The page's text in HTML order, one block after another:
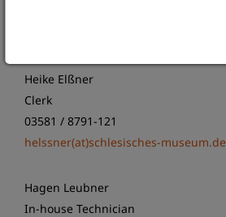
Heike Elßner
Clerk
03581 / 8791-121
helssner(at)schlesisches-museum.de
Hagen Leubner
In-house Technician